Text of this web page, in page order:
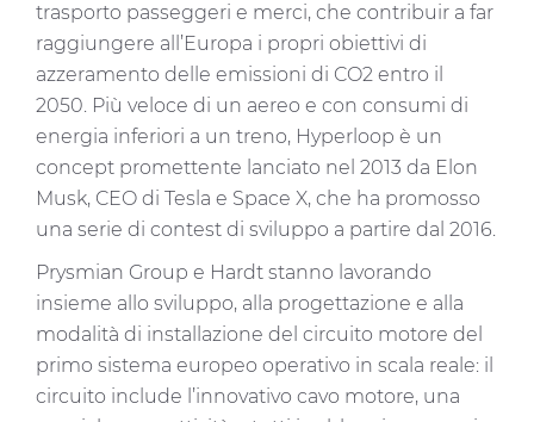
trasporto passeggeri e merci, che contribuir a far
raggiungere all’Europa i propri obiettivi di
azzeramento delle emissioni di CO2 entro il
2050. Più veloce di un aereo e con consumi di
energia inferiori a un treno, Hyperloop è un
concept promettente lanciato nel 2013 da Elon
Musk, CEO di Tesla e Space X, che ha promosso
una serie di contest di sviluppo a partire dal 2016.
Prysmian Group e Hardt stanno lavorando
insieme allo sviluppo, alla progettazione e alla
modalità di installazione del circuito motore del
primo sistema europeo operativo in scala reale: il
circuito include l’innovativo cavo motore, una